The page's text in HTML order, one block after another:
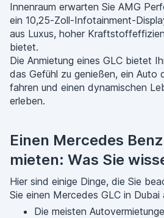
Innenraum erwarten Sie AMG
ein 10,25-Zoll-Infotainment-
aus Luxus, hoher
bietet.
Die Anmietung eines GLC bietet
das Gefühl zu genießen, ein Auto
fahren und einen dynamischen
erleben.
Einen Mercedes
mieten: Was Sie
Hier sind einige Dinge, die Sie
Sie einen Mercedes GLC in Dubai
Die meisten